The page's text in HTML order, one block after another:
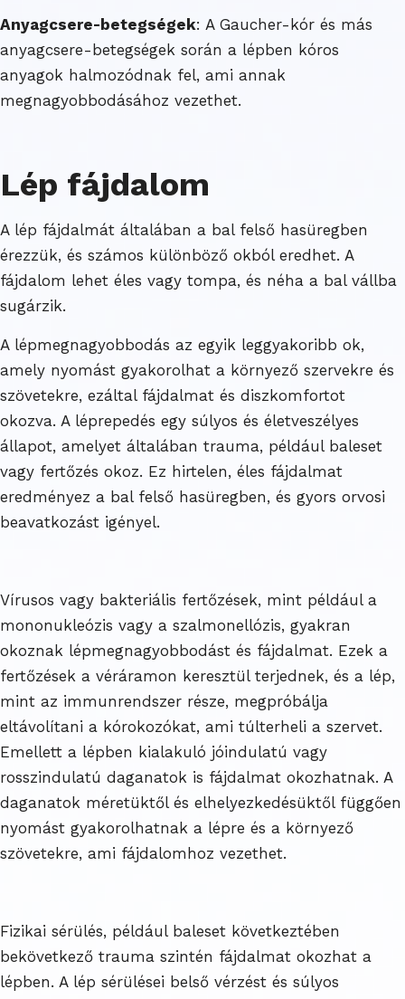
Anyagcsere-betegségek: A Gaucher-kór és más
anyagcsere-betegségek során a lépben kóros
anyagok halmozódnak fel, ami annak
megnagyobbodásához vezethet.
Lép fájdalom
A lép fájdalmát általában a bal felső hasüregben
érezzük, és számos különböző okból eredhet. A
fájdalom lehet éles vagy tompa, és néha a bal vállba
sugárzik.
A lépmegnagyobbodás az egyik leggyakoribb ok,
amely nyomást gyakorolhat a környező szervekre és
szövetekre, ezáltal fájdalmat és diszkomfortot
okozva. A léprepedés egy súlyos és életveszélyes
állapot, amelyet általában trauma, például baleset
vagy fertőzés okoz. Ez hirtelen, éles fájdalmat
eredményez a bal felső hasüregben, és gyors orvosi
beavatkozást igényel.
Vírusos vagy bakteriális fertőzések, mint például a
mononukleózis vagy a szalmonellózis, gyakran
okoznak lépmegnagyobbodást és fájdalmat. Ezek a
fertőzések a véráramon keresztül terjednek, és a lép,
mint az immunrendszer része, megpróbálja
eltávolítani a kórokozókat, ami túlterheli a szervet.
Emellett a lépben kialakuló jóindulatú vagy
rosszindulatú daganatok is fájdalmat okozhatnak. A
daganatok méretüktől és elhelyezkedésüktől függően
nyomást gyakorolhatnak a lépre és a környező
szövetekre, ami fájdalomhoz vezethet.
Fizikai sérülés, például baleset következtében
bekövetkező trauma szintén fájdalmat okozhat a
lépben. A lép sérülései belső vérzést és súlyos